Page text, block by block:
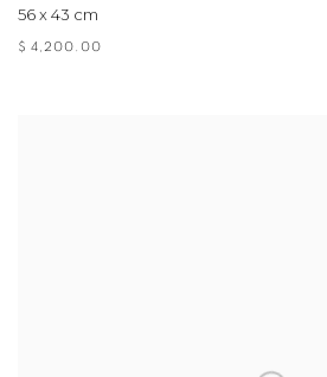
56 x 43 cm
$ 4,200.00